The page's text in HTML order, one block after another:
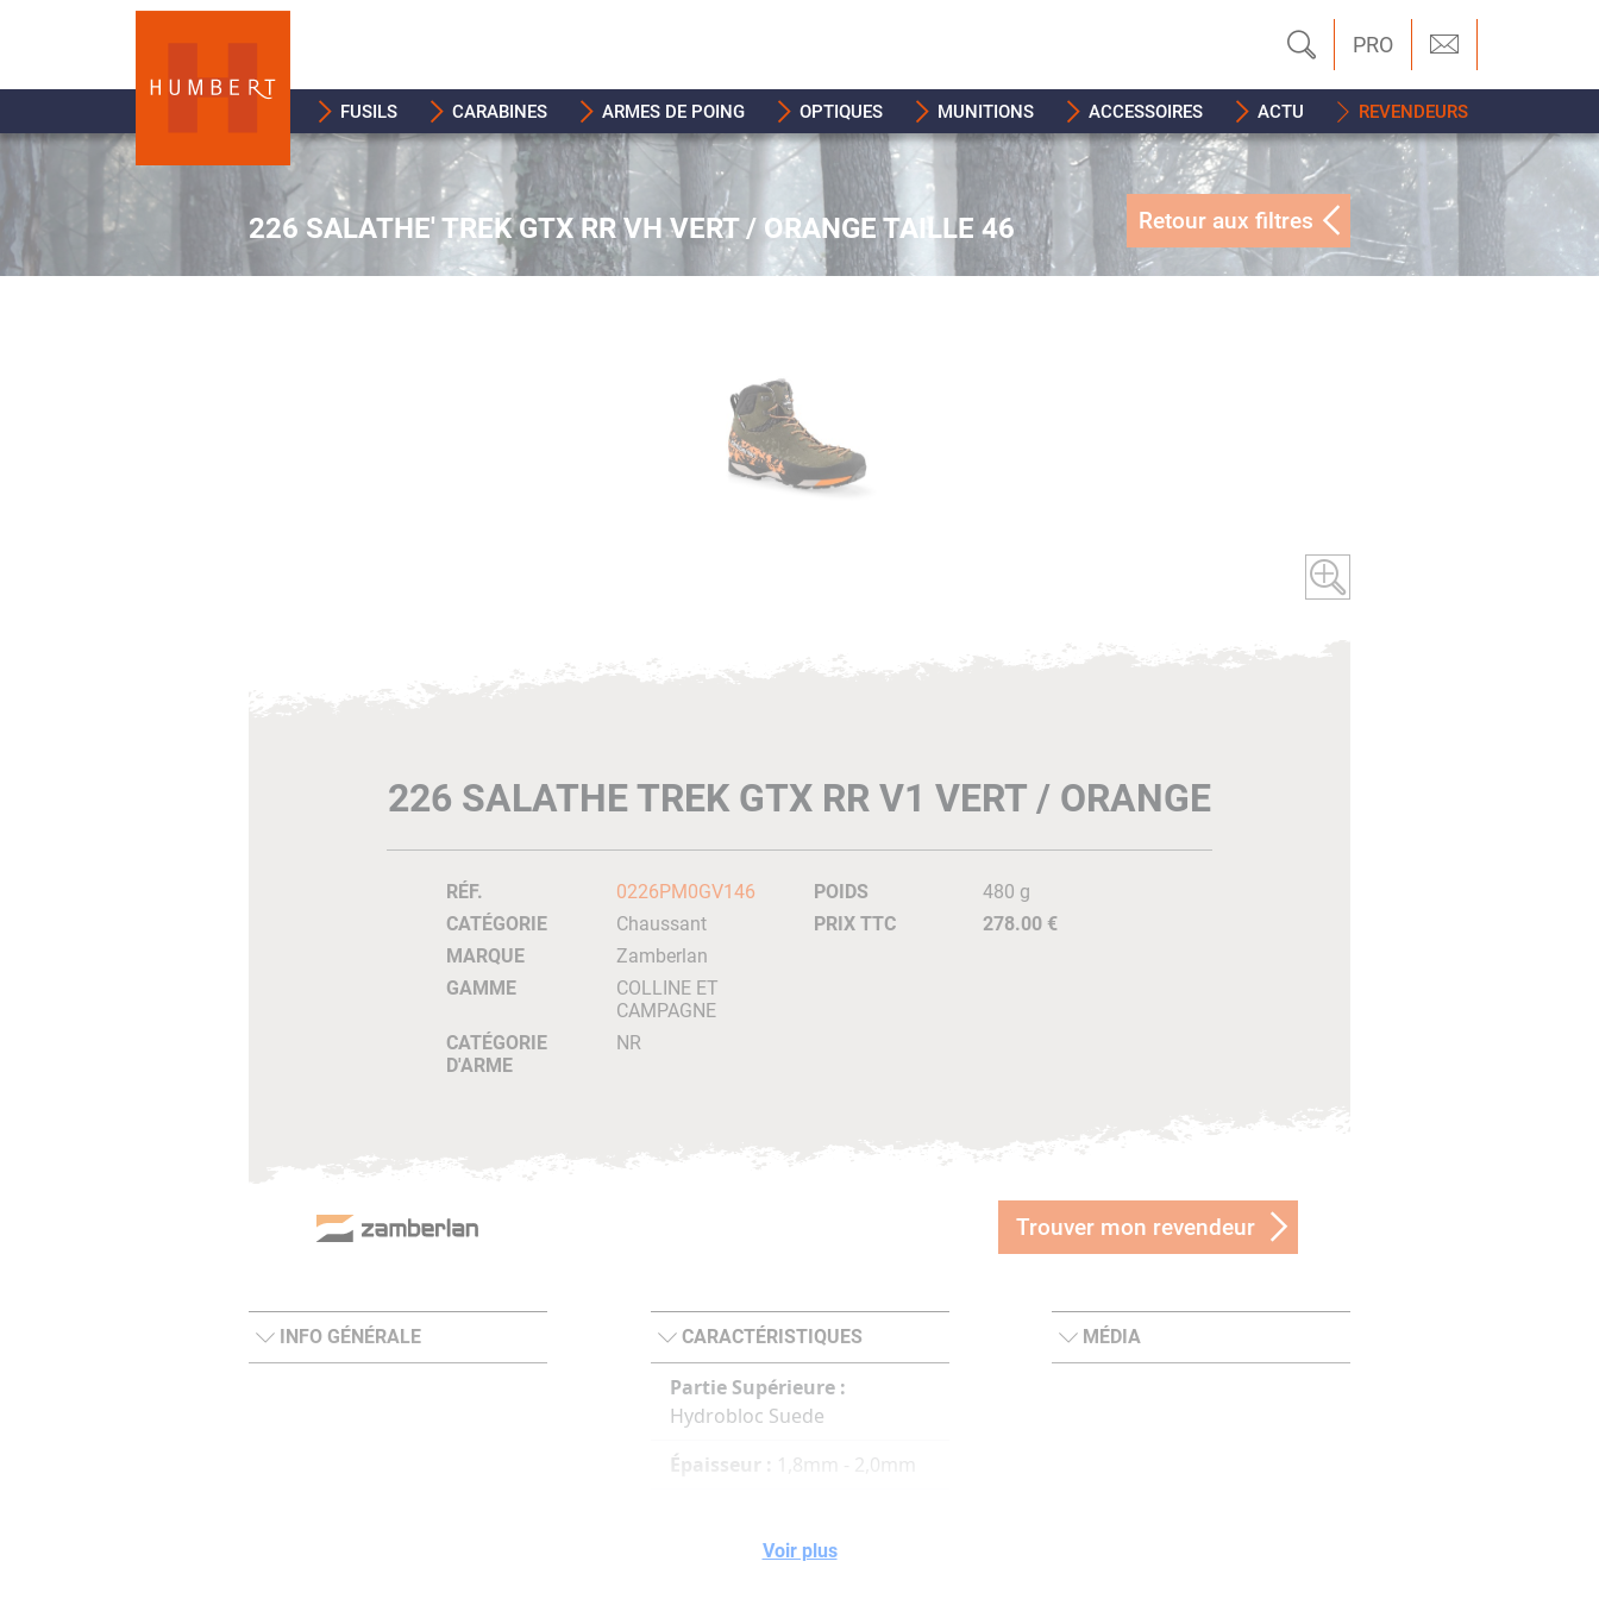
PRO
FUSILS CARABINES ARMES DE POING OPTIQUES MUNITIONS ACCESSOIRES ACTU REVENDEURS
226 SALATHE' TREK GTX RR VH VERT / ORANGE TAILLE 46 Retour aux filtres
226 SALATHE TREK GTX RR V1 VERT / ORANGE
RÉF.
0226PM0GV146
CATÉGORIE
Chaussant
MARQUE
Zamberlan
GAMME
COLLINE ET
CAMPAGNE
CATÉGORIE
D'ARME
NR
POIDS
480 g
PRIX TTC
278.00 €
Trouver mon revendeur
INFO GÉNÉRALE CARACTÉRISTIQUES
Partie Supérieure :
Hydrobloc Suede
Épaisseur : 1,8mm - 2,0mm
Extended Comfort
MÉDIA
Voir plus